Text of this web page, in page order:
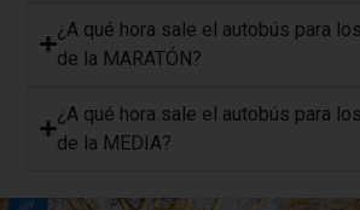
​¿A qué hora sale el autobús para
de la MARATÓN?
¿A qué hora sale el autobús para
de la MEDIA?